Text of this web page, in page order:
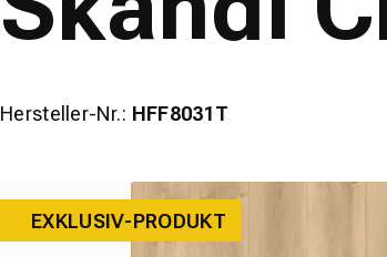
Hersteller-Nr.: HFF8031T
EXKLUSIV-PRODUKT